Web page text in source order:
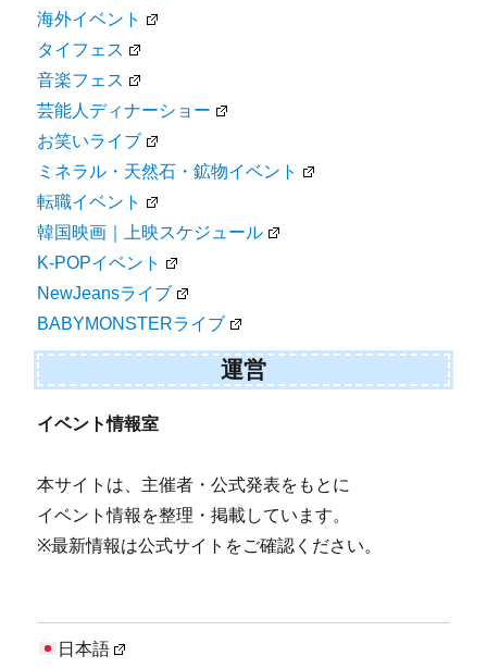
海外イベント
タイフェス
音楽フェス
芸能人ディナーショー
お笑いライブ
ミネラル・天然石・鉱物イベント
転職イベント
韓国映画｜上映スケジュール
K-POPイベント
NewJeansライブ
BABYMONSTERライブ
運営
イベント情報室
本サイトは、主催者・公式発表をもとに
イベント情報を整理・掲載しています。
※最新情報は公式サイトをご確認ください。
日本語